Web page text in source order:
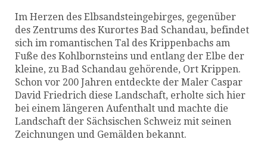
Im Herzen des Elbsandsteingebirges, gegenüber
des Zentrums des Kurortes Bad Schandau, befindet
sich im romantischen Tal des Krippenbachs am
Fuße des Kohlbornsteins und entlang der Elbe der
kleine, zu Bad Schandau gehörende, Ort Krippen.
Schon vor 200 Jahren entdeckte der Maler Caspar
David Friedrich diese Landschaft, erholte sich hier
bei einem längeren Aufenthalt und machte die
Landschaft der Sächsischen Schweiz mit seinen
Zeichnungen und Gemälden bekannt.